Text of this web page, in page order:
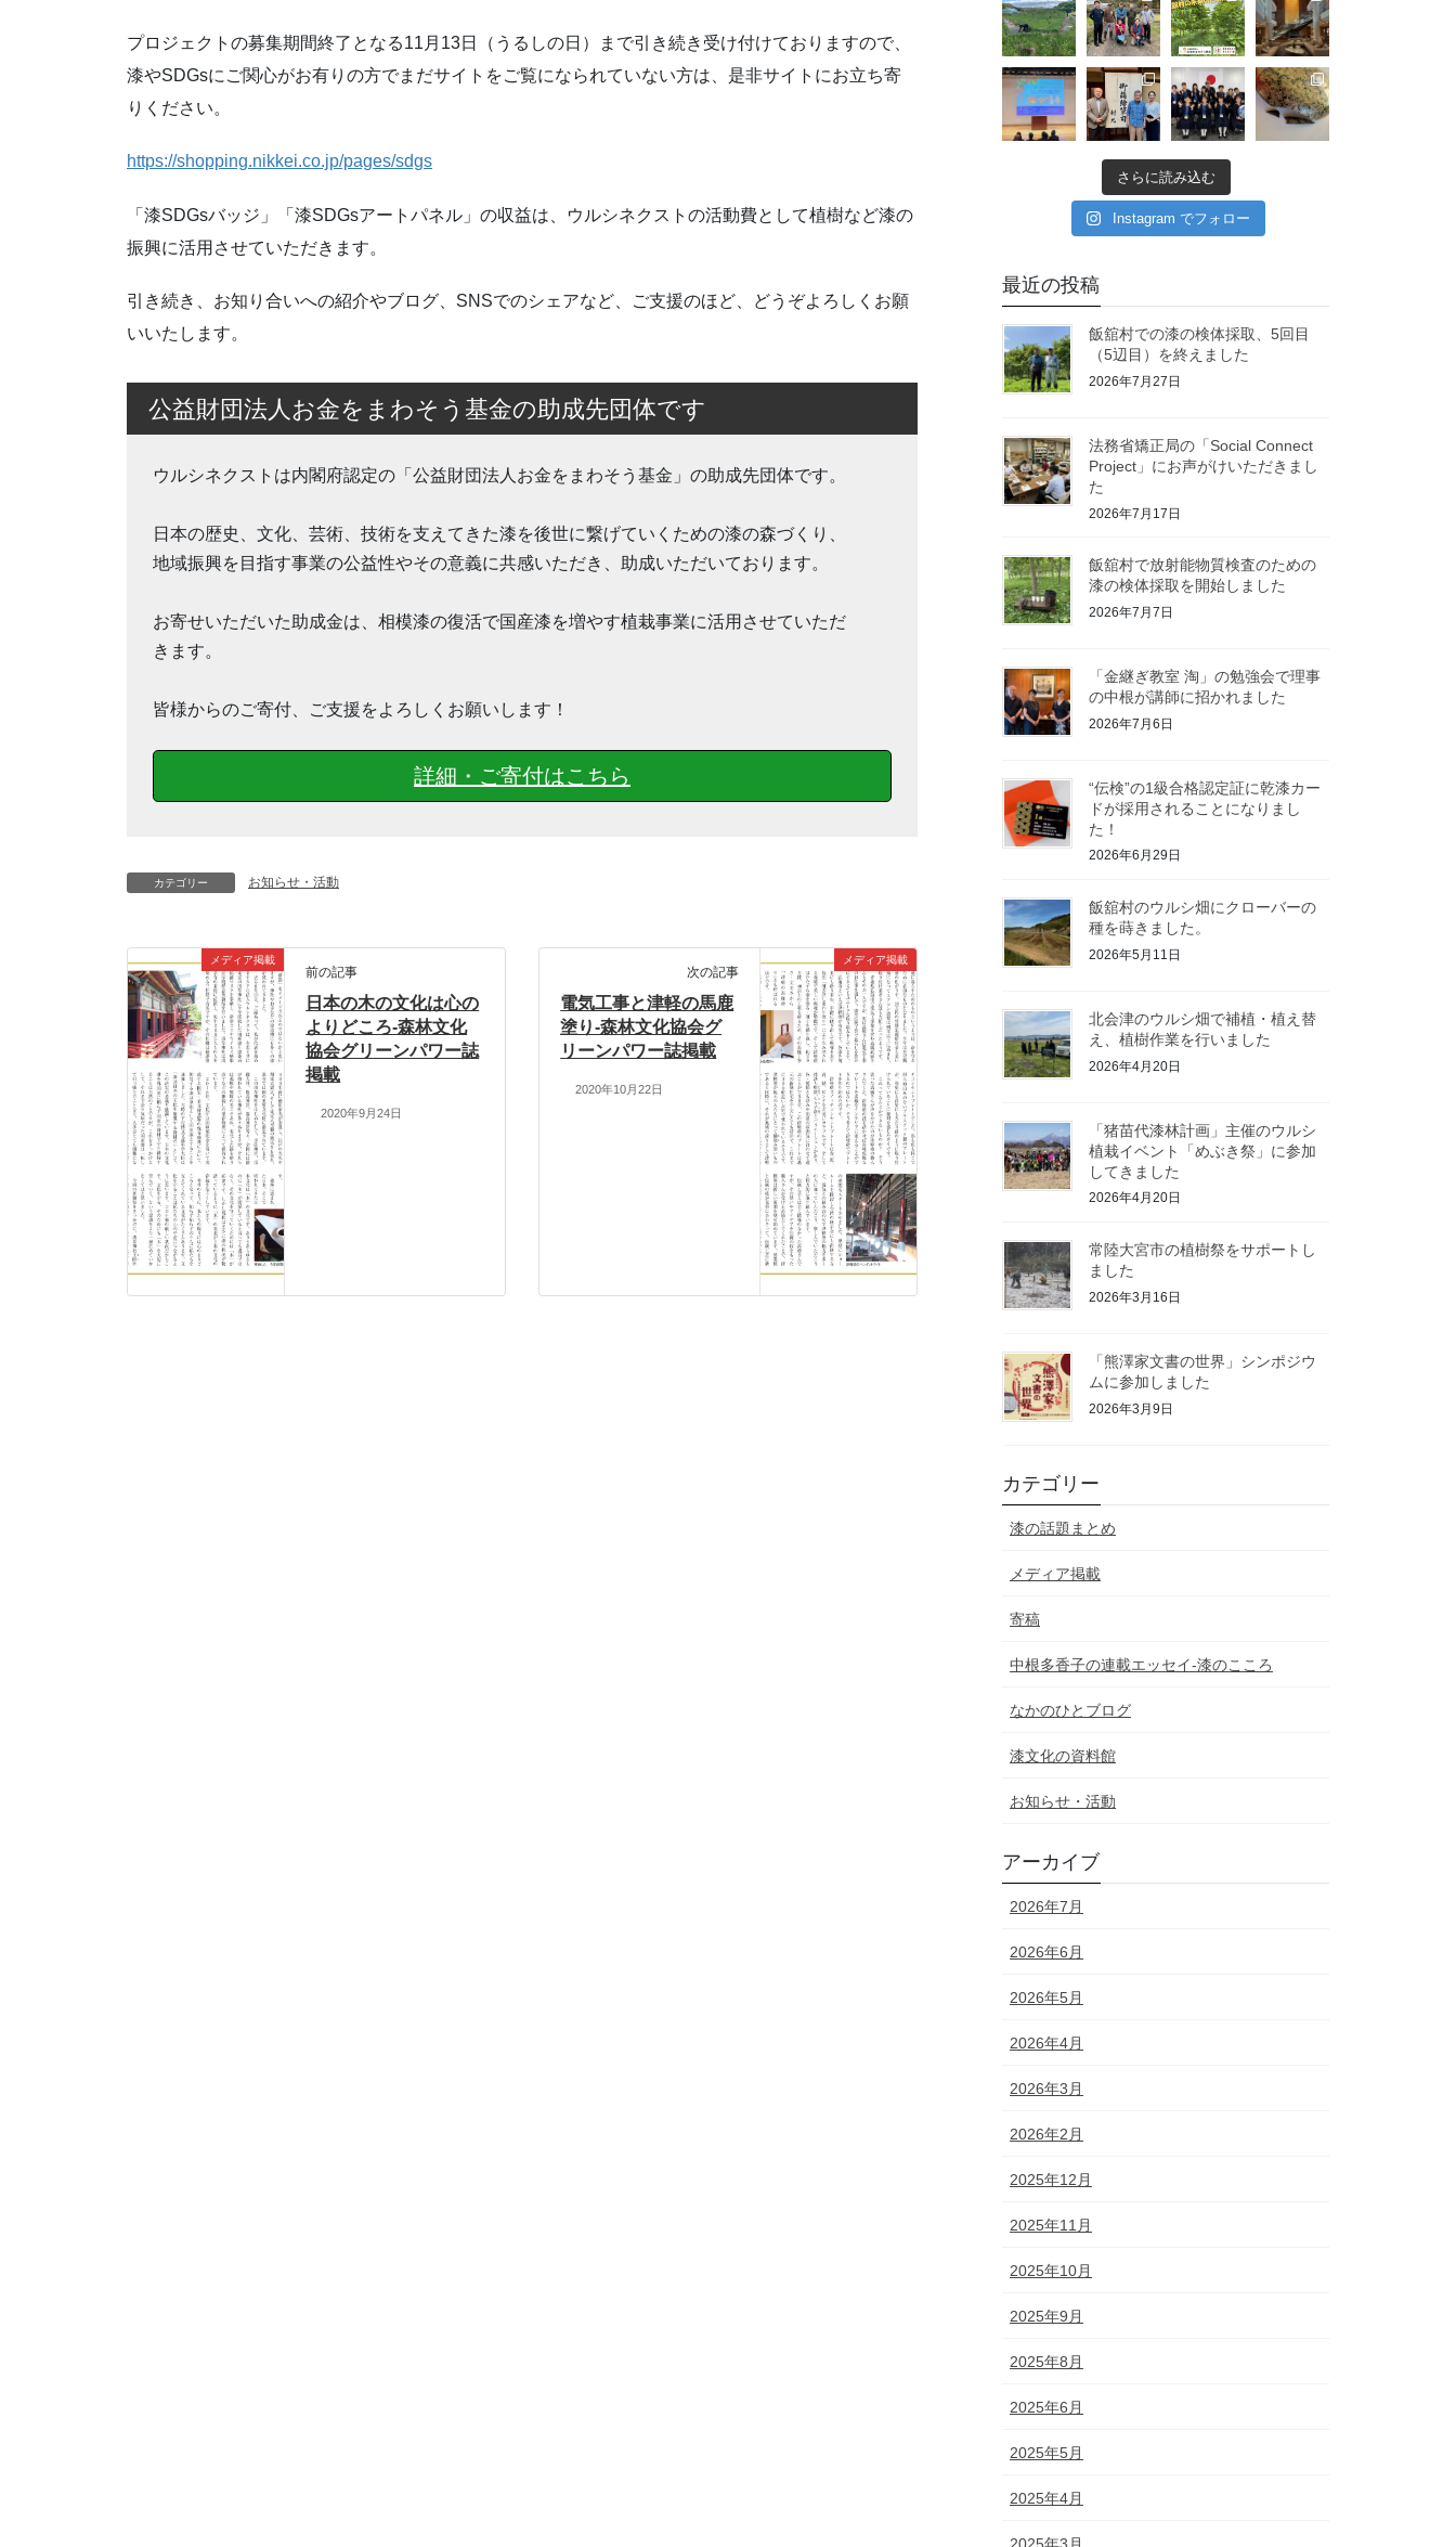
プロジェクトの募集期間終了となる11月13日（うるしの日）まで引き続き受け付けておりますので、
漆やSDGsにご関心がお有りの方でまだサイトをご覧になられていない方は、是非サイトにお立ち寄
りください。
https://shopping.nikkei.co.jp/pages/sdgs
「漆SDGsバッジ」「漆SDGsアートパネル」の収益は、ウルシネクストの活動費として植樹など漆の
振興に活用させていただきます。
引き続き、お知り合いへの紹介やブログ、SNSでのシェアなど、ご支援のほど、どうぞよろしくお願
いいたします。
公益財団法人お金をまわそう基金の助成先団体です
ウルシネクストは内閣府認定の「公益財団法人お金をまわそう基金」の助成先団体です。
日本の歴史、文化、芸術、技術を支えてきた漆を後世に繋げていくための漆の森づくり、
地域振興を目指す事業の公益性やその意義に共感いただき、助成いただいております。
お寄せいただいた助成金は、相模漆の復活で国産漆を増やす植栽事業に活用させていただ
きます。
皆様からのご寄付、ご支援をよろしくお願いします！
詳細・ご寄付はこちら
カテゴリー お知らせ・活動
メディア掲載
前の記事
日本の木の文化は心の
よりどころ-森林文化
協会グリーンパワー誌
掲載
2020年9月24日
メディア掲載
次の記事
電気工事と津軽の馬鹿
塗り-森林文化協会グ
リーンパワー誌掲載
2020年10月22日
さらに読み込む
Instagram でフォロー
最近の投稿
飯舘村での漆の検体採取、5回目
（5辺目）を終えました
2026年7月27日
法務省矯正局の「Social Connect
Project」にお声がけいただきまし
た
2026年7月17日
飯舘村で放射能物質検査のための
漆の検体採取を開始しました
2026年7月7日
「金継ぎ教室 淘」の勉強会で理事
の中根が講師に招かれました
2026年7月6日
“伝検”の1級合格認定証に乾漆カー
ドが採用されることになりまし
た！
2026年6月29日
飯舘村のウルシ畑にクローバーの
種を蒔きました。
2026年5月11日
北会津のウルシ畑で補植・植え替
え、植樹作業を行いました
2026年4月20日
「猪苗代漆林計画」主催のウルシ
植栽イベント「めぶき祭」に参加
してきました
2026年4月20日
常陸大宮市の植樹祭をサポートし
ました
2026年3月16日
「熊澤家文書の世界」シンポジウ
ムに参加しました
2026年3月9日
カテゴリー
漆の話題まとめ
メディア掲載
寄稿
中根多香子の連載エッセイ-漆のこころ
なかのひとブログ
漆文化の資料館
お知らせ・活動
アーカイブ
2026年7月
2026年6月
2026年5月
2026年4月
2026年3月
2026年2月
2025年12月
2025年11月
2025年10月
2025年9月
2025年8月
2025年6月
2025年5月
2025年4月